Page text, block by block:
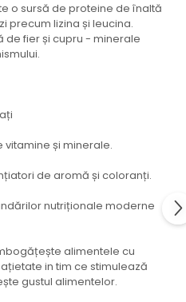
o sursă de proteine ​​de înaltă
precum lizina și leucina.
de fier și cupru - minerale
și minerale.
de aromă și coloranți.
nutriționale moderne
alimentele cu
in tim ce stimulează
gustul alimentelor.